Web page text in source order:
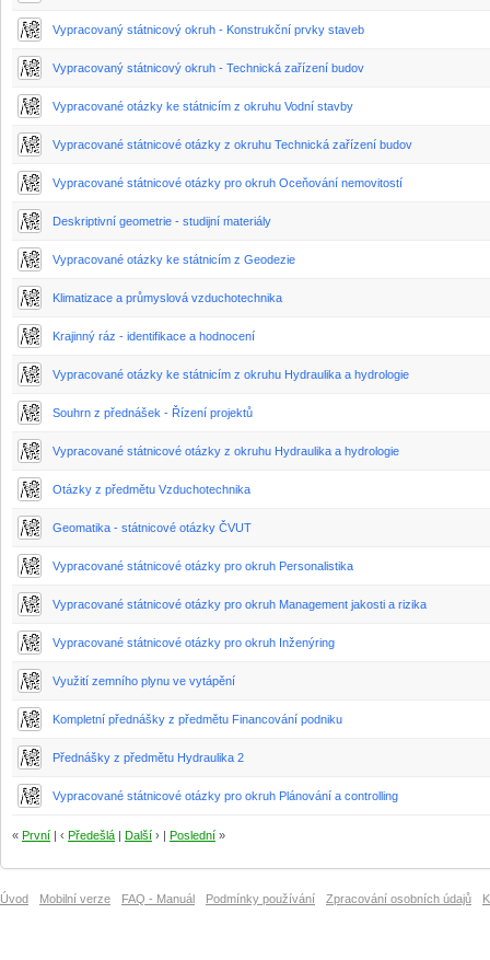
Vypracovaný státnicový okruh - Konstrukční prvky staveb
Vypracovaný státnicový okruh - Technická zařízení budov
Vypracované otázky ke státnicím z okruhu Vodní stavby
Vypracované státnicové otázky z okruhu Technická zařízení budov
Vypracované státnicové otázky pro okruh Oceňování nemovitostí
Deskriptivní geometrie - studijní materiály
Vypracované otázky ke státnicím z Geodezie
Klimatizace a průmyslová vzduchotechnika
Krajinný ráz - identifikace a hodnocení
Vypracované otázky ke státnicím z okruhu Hydraulika a hydrologie
Souhrn z přednášek - Řízení projektů
Vypracované státnicové otázky z okruhu Hydraulika a hydrologie
Otázky z předmětu Vzduchotechnika
Geomatika - státnicové otázky ČVUT
Vypracované státnicové otázky pro okruh Personalistika
Vypracované státnicové otázky pro okruh Management jakosti a rizika
Vypracované státnicové otázky pro okruh Inženýring
Využití zemního plynu ve vytápění
Kompletní přednášky z předmětu Financování podniku
Přednášky z předmětu Hydraulika 2
Vypracované státnicové otázky pro okruh Plánování a controlling
« První | ‹ Předešlá Další › | Poslední »
Úvod Mobilní verze FAQ - Manuál Podmínky používání Zpracování osobních údajů